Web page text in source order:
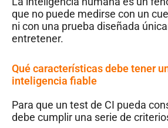
que no puede medirse con un
ni con una prueba diseñada
entretener.
Qué características debe tener
inteligencia fiable
Para que un test de CI pueda
debe cumplir una serie de